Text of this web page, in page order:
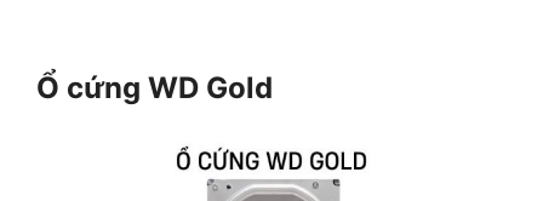
Ổ cứng WD Gold